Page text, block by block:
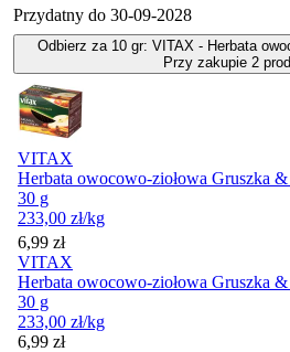
Przydatny do 30-09-2028
Odbierz za 10 gr: VITAX - Herbata
Przy zakupie 2
VITAX
Herbata owocowo-ziołowa Gruszka
30 g
233,00 zł/kg
Cena
6,99 zł
VITAX
Herbata owocowo-ziołowa Gruszka
30 g
233,00 zł/kg
Cena
6,99 zł